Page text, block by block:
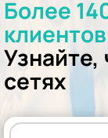
Более
Узнайте,
сетях